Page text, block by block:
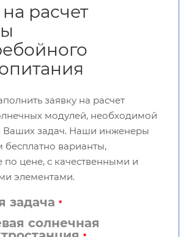
расчет
заявку на расчет
модулей, необходимой
Ваших задач. Наши инженеры
бесплатно варианты,
цене, с качественными и
элементами.
задача *
солнечная